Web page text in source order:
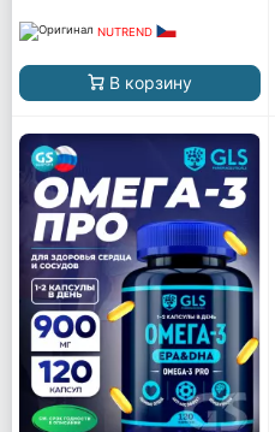
NUTREND
В корзину